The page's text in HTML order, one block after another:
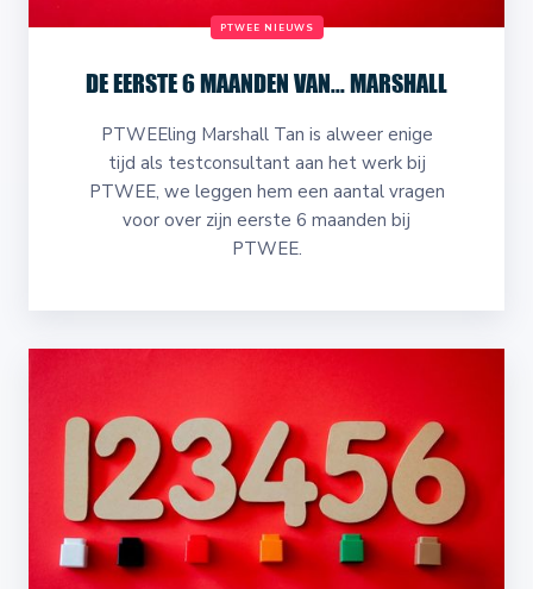
PTWEE NIEUWS
DE EERSTE 6 MAANDEN VAN... MARSHALL
PTWEEling Marshall Tan is alweer enige
tijd als testconsultant aan het werk bij
PTWEE, we leggen hem een aantal vragen
voor over zijn eerste 6 maanden bij
PTWEE.